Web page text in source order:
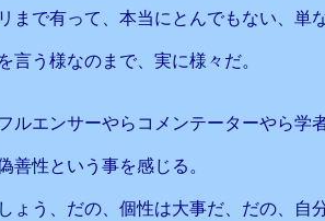
まで有って、本当にとんでもない、単
言う様なのまで、実に様々だ。
ルエンサーやらコメンテーターやら学
善性という事を感じる。
ょう、だの、個性は大事だ、だの、自